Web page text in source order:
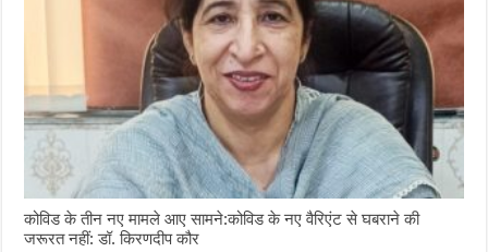
कोविड के तीन नए मामले आए सामने:कोविड के नए वैरिएंट से घबराने की
जरूरत नहीं: डॉ. किरणदीप कौर